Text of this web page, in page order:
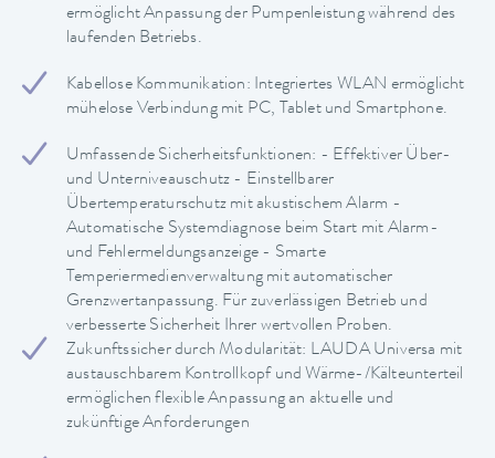
ermöglicht Anpassung der Pumpenleistung während des
laufenden Betriebs.
Kabellose Kommunikation: Integriertes WLAN ermöglicht
mühelose Verbindung mit PC, Tablet und Smartphone.
Umfassende Sicherheitsfunktionen: - Effektiver Über-
und Unterniveauschutz - Einstellbarer
Übertemperaturschutz mit akustischem Alarm -
Automatische Systemdiagnose beim Start mit Alarm-
und Fehlermeldungsanzeige - Smarte
Temperiermedienverwaltung mit automatischer
Grenzwertanpassung. Für zuverlässigen Betrieb und
verbesserte Sicherheit Ihrer wertvollen Proben.
Zukunftssicher durch Modularität: LAUDA Universa mit
austauschbarem Kontrollkopf und Wärme-/Kälteunterteil
ermöglichen flexible Anpassung an aktuelle und
zukünftige Anforderungen